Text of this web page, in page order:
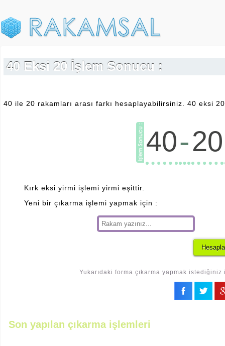
40 Eksi 20 İşlem Sonucu :
40 ile 20 rakamları arası farkı hesaplayabilirsiniz. 40 eksi
40-20
Kırk eksi yirmi işlemi yirmi eşittir.
Yeni bir çıkarma işlemi yapmak için :
Yukarıdaki forma çıkarma yapmak istediğiniz
Son yapılan çıkarma işlemleri